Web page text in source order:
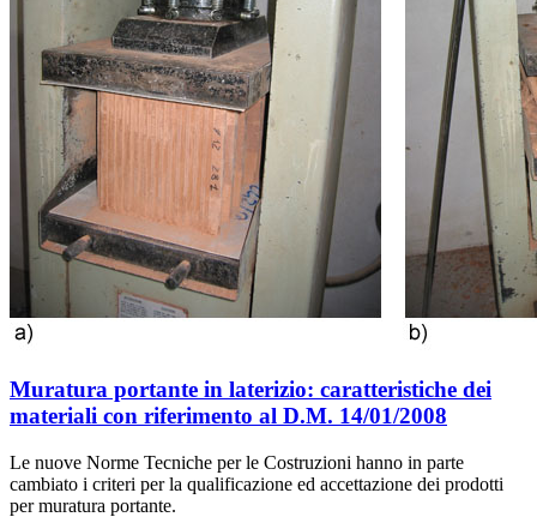
Muratura portante in laterizio: caratteristiche dei
materiali con riferimento al D.M. 14/01/2008
Le nuove Norme Tecniche per le Costruzioni hanno in parte
cambiato i criteri per la qualificazione ed accettazione dei prodotti
per muratura portante.